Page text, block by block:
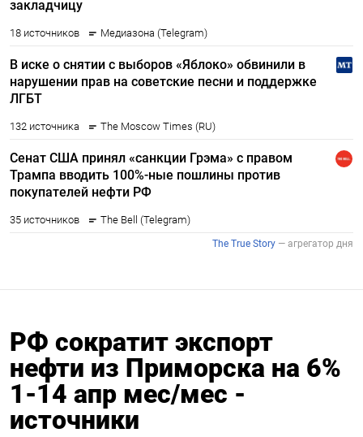
РФ сократит экспорт
нефти из Приморска на 6%
1-14 апр мес/мес -
источники